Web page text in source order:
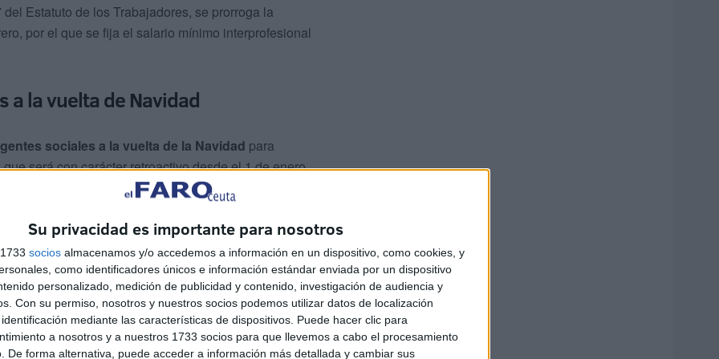
Su privacidad es importante para nosotros
socios almacenamos y/o accedemos a información en un dispositivo, como cookies, y
como identificadores únicos e información estándar enviada por un dispositivo
personalizado, medición de publicidad y contenido, investigación de audiencia y
Con su permiso, nosotros y nuestros socios podemos utilizar datos de localización
mediante las características de dispositivos. Puede hacer clic para
a nosotros y a nuestros 1733 socios para que llevemos a cabo el procesamiento
De forma alternativa, puede acceder a información más detallada y cambiar sus
Estatuto de los Trabajadores, se prorroga la
por el que se fija el salario mínimo interprofesional
a la vuelta de Navidad
sociales a la vuelta de la Navidad para
será con carácter retroactivo desde el 1 de enero.
en 1.184 euros al mes por catorce pagas, la misma
alza pactada con efectos retroactivos desde el 1
este año, que se aprobó a principios de febrero.